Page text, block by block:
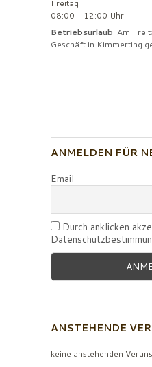
Freitag
08:00 – 12:00 Uhr
Betriebsurlaub: Am
Geschäft in Kimmerting
ANMELDEN FÜR
Email
Durch anklicken
ANSTEHENDE
keine anstehenden